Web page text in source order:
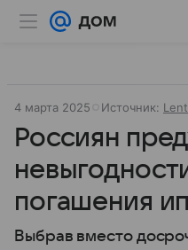
4 марта 2025 Источник:
Россиян
погашения
Выбрав вместо